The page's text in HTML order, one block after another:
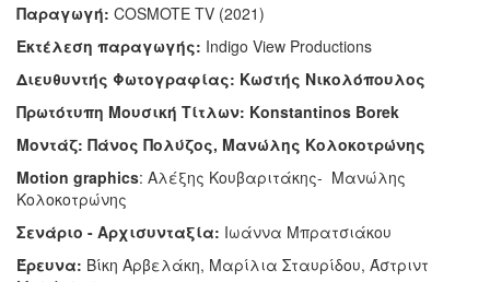
Παραγωγή: COSMOTE TV (2021)
Εκτέλεση παραγωγής: Indigo View Productions
Διευθυντής Φωτογραφίας: Κωστής Νικολόπουλος
Πρωτότυπη Μουσική Τίτλων: Konstantinos Borek
Μοντάζ: Πάνος Πολύζος, Μανώλης Κολοκοτρώνης
Motion graphics: Αλέξης Κουβαριτάκης- Μανώλης
Κολοκοτρώνης
Σενάριο - Αρχισυνταξία: Ιωάννα Μπρατσιάκου
Έρευνα: Βίκη Αρβελάκη, Μαρίλια Σταυρίδου, Άστριντ